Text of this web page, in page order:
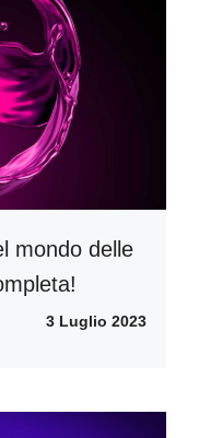
mondo delle
3 Luglio 2023